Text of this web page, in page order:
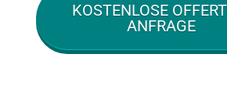
KOSTENLOSE
ANFRAGE